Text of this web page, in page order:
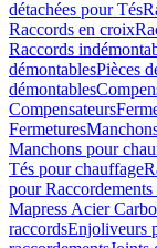
détachées pour Tés
Raccords en croix
Raccords
démontablesPièces
démontables
Compensateurs
Fermetures
Manchons pour
Tés pour chauffage
pour
Mapress Acier
raccordsEnjoliveurs